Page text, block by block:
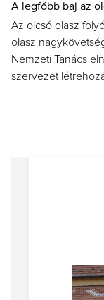
A legfőbb baj az
Az olcsó olasz
olasz
Nemzeti Tanács
szervezet